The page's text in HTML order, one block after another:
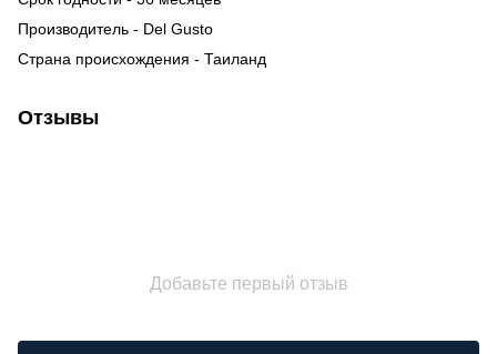
Производитель - Del Gusto
Страна происхождения - Таиланд
Отзывы
Добавьте первый отзыв